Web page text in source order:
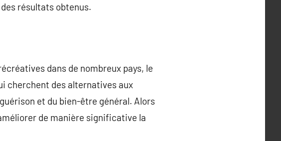
résultats obtenus.
dans de nombreux pays, le
cherchent des alternatives aux
et du bien-être général. Alors
de manière significative la